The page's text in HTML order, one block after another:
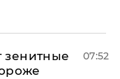
зенитные
07:52